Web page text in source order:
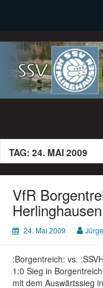
SSV
TAG: 24. MAI 2009
VfR
24. Mai 2009
:Borgentreich: vs.
1:0 Sieg in
mit dem Auswärtssieg